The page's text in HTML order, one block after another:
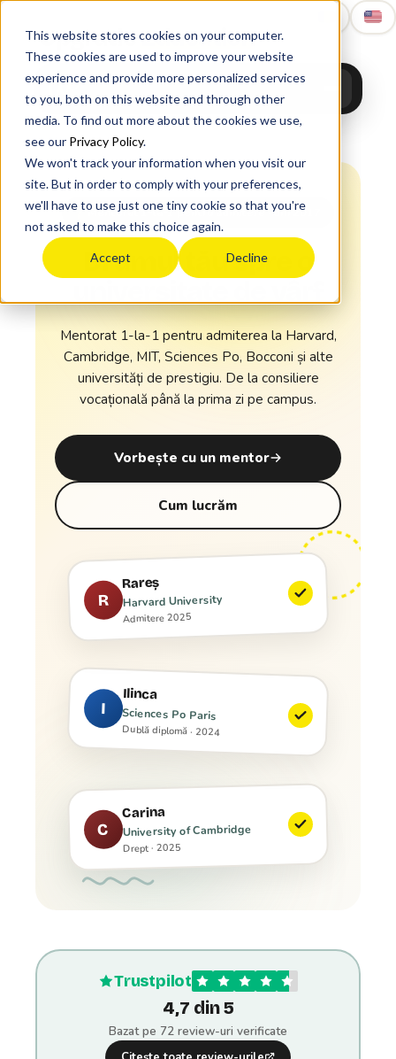
This website stores cookies on your computer.
These cookies are used to improve your website
experience and provide more personalized services
to you, both on this website and through other
media. To find out more about the cookies we use,
see our Privacy Policy.
We won't track your information when you visit our
site. But in order to comply with your preferences,
we'll have to use just one tiny cookie so that you're
not asked to make this choice again.
Accept Decline
UpgradeEducation
Mentorat 1-la-1 pentru admitere · din 2017
Drumul tău spre o
Mentorat 1-la-1 pentru admiterea la Harvard,
Cambridge, MIT, Sciences Po, Bocconi și alte
universități de prestigiu. De la consiliere
vocațională până la prima zi pe campus.
Vorbește cu un mentor
Cum lucrăm
R
Rareș
Harvard University
Admitere 2025
I
Ilinca
Sciences Po Paris
Dublă diplomă · 2024
C
Carina
University of Cambridge
Drept · 2025
Trustpilot
4,7 din 5
Bazat pe 72 review-uri verificate